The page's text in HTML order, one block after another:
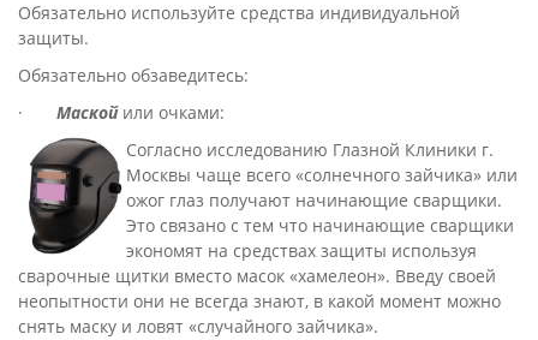
Обязательно используйте средства индивидуальной
защиты.
Обязательно обзаведитесь:
· Маскойили очками:
Согласно исследованию Глазной Клиники г.
Москвы чаще всего «солнечного зайчика» или
ожог глаз получают начинающие сварщики.
Это связано с тем что начинающие сварщики
экономят на средствах защиты используя
сварочные щитки вместо масок «хамелеон». Введу своей
неопытности они не всегда знают, в какой момент можно
снять маску и ловят «случайного зайчика».